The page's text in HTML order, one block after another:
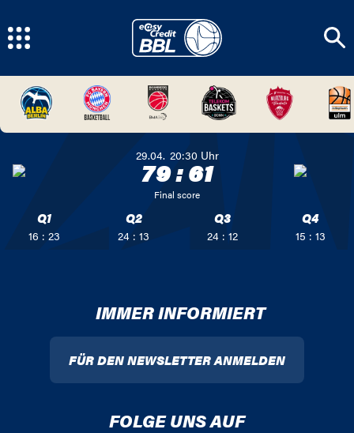
29.04. 20:30 Uhr
79:61
Final score
Q1
16 : 23
Q2
24 : 13
Q3
24 : 12
Q4
15 : 13
IMMER INFORMIERT
FÜR DEN NEWSLETTER ANMELDEN
FOLGE UNS AUF